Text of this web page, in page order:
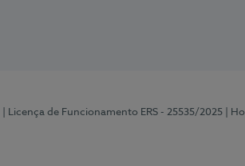
| Licença de Funcionamento ERS - 25535/2025
|